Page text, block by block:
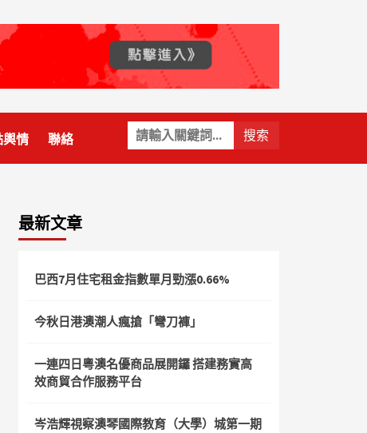
關
鍵
字:
輿情 聯絡
最新文章
巴西7月住宅租金指數單月勁漲0.66%
今秋日港澳潮人瘋搶「彎刀褲」
一連四日粵澳名優商品展開鑼 搭建務實高
效商貿合作服務平台
岑浩輝視察澳琴國際教育（大學）城第一期